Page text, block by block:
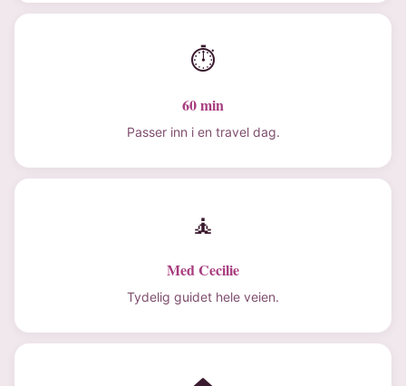
⏱
60 min
Passer inn i en travel dag.
🧘
Med Cecilie
Tydelig guidet hele veien.